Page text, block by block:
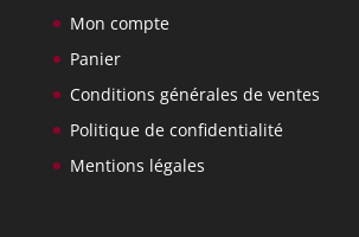
Mon compte
Panier
Conditions générales de ventes
Politique de confidentialité
Mentions légales